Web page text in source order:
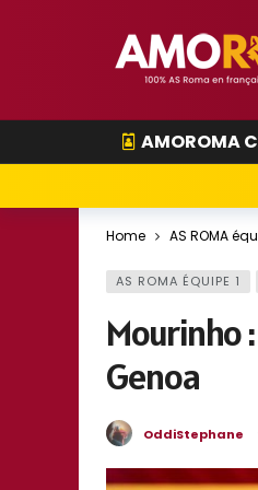
AMOROMA
Home AS ROMA
AS ROMA ÉQUIPE 1
Mourinho
Genoa
OddiStephane